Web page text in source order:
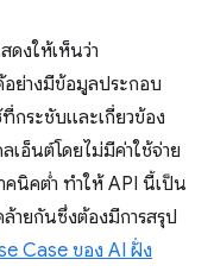
ดงให้เห็นว่า
ย่างมีข้อมูลประกอบ
ที่กระชับและเกี่ยวข้อง
เอ็นต์โดยไม่มีค่าใช้จ่าย
นิคต่ำ ทำให้ API นี้เป็น
ายกันซึ่งต้องมีการสรุป
Case ของ AI ฝั่ง